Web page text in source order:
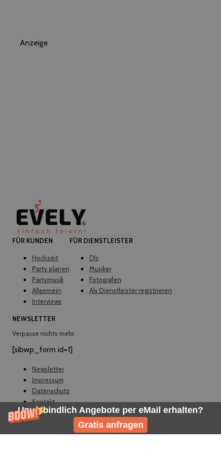
Unverbindlich Angebote per eMail erhalten?
Gratis anfragen
Anzeige
FÜR KUNDEN
Hochzeit
Party planen
Partymusik
Allgemein
Interviews
FÜR DIENSTLEISTER
DJs
Musiker
Fotografen
Als Dienstleister registrieren
NEWSLETTER
Verpasse nichts mehr.
[sibwp_form id=1]
© EVELY 2026
Newsletter
Impressum
Datenschutz
Kontakt